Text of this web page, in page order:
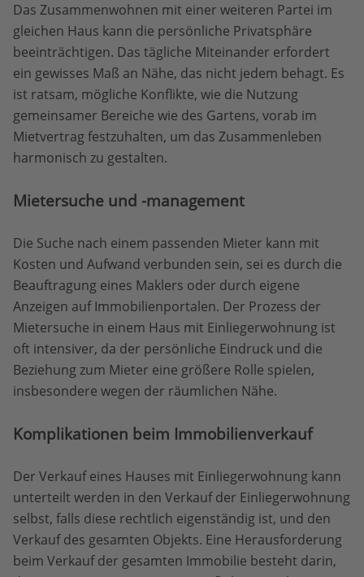
Das Zusammenwohnen mit einer weiteren Partei im
gleichen Haus kann die persönliche Privatsphäre
beeinträchtigen. Das tägliche Miteinander erfordert
ein gewisses Maß an Nähe, das nicht jedem behagt. Es
ist ratsam, mögliche Konflikte, wie die Nutzung
gemeinsamer Bereiche wie des Gartens, vorab im
Mietvertrag festzuhalten, um das Zusammenleben
harmonisch zu gestalten.
Mietersuche und -management
Die Suche nach einem passenden Mieter kann mit
Kosten und Aufwand verbunden sein, sei es durch die
Beauftragung eines Maklers oder durch eigene
Anzeigen auf Immobilienportalen. Der Prozess der
Mietersuche in einem Haus mit Einliegerwohnung ist
oft intensiver, da der persönliche Eindruck und die
Beziehung zum Mieter eine größere Rolle spielen,
insbesondere wegen der räumlichen Nähe.
Komplikationen beim Immobilienverkauf
Der Verkauf eines Hauses mit Einliegerwohnung kann
unterteilt werden in den Verkauf der Einliegerwohnung
selbst, falls diese rechtlich eigenständig ist, und den
Verkauf des gesamten Objekts. Eine Herausforderung
beim Verkauf der gesamten Immobilie besteht darin,